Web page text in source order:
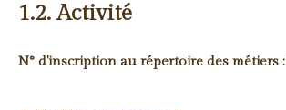
1.2. Activité
N° d'inscription au répertoire des métiers :